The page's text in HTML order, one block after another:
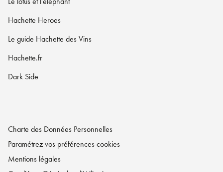
Hachette Heroes
Le guide Hachette des Vins
Hachette.fr
Dark Side
Charte des Données Personnelles
Paramétrez vos préférences cookies
Mentions légales